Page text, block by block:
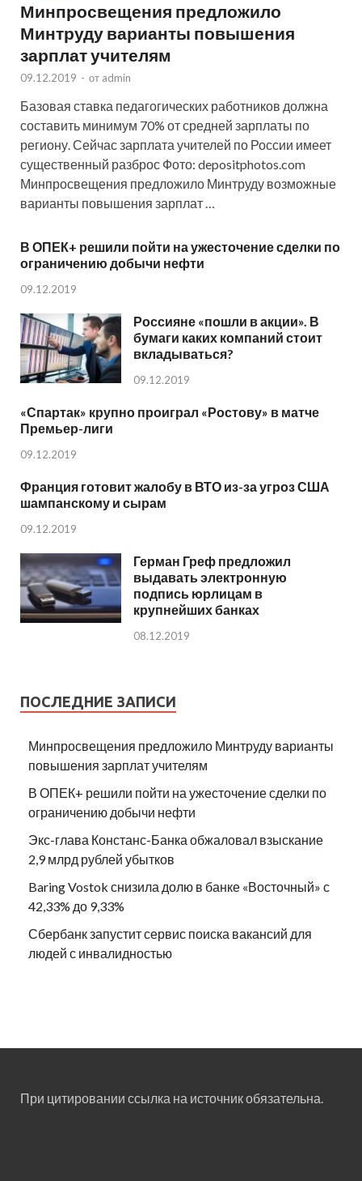
Минпросвещения предложило
Минтруду варианты повышения
зарплат учителям
09.12.2019 - от admin
Базовая ставка педагогических работников должна
составить минимум 70% от средней зарплаты по
региону. Сейчас зарплата учителей по России имеет
существенный разброс Фото: depositphotos.com
Минпросвещения предложило Минтруду возможные
варианты повышения зарплат …
В ОПЕК+ решили пойти на ужесточение сделки по
ограничению добычи нефти
09.12.2019
Россияне «пошли в акции». В
бумаги каких компаний стоит
вкладываться?
09.12.2019
«Спартак» крупно проиграл «Ростову» в матче
Премьер-лиги
09.12.2019
Франция готовит жалобу в ВТО из-за угроз США
шампанскому и сырам
09.12.2019
Герман Греф предложил
выдавать электронную
подпись юрлицам в
крупнейших банках
08.12.2019
ПОСЛЕДНИЕ ЗАПИСИ
Минпросвещения предложило Минтруду варианты
повышения зарплат учителям
В ОПЕК+ решили пойти на ужесточение сделки по
ограничению добычи нефти
Экс-глава Констанс-Банка обжаловал взыскание
2,9 млрд рублей убытков
Baring Vostok снизила долю в банке «Восточный» с
42,33% до 9,33%
Сбербанк запустит сервис поиска вакансий для
людей с инвалидностью
При цитировании ссылка на источник обязательна.